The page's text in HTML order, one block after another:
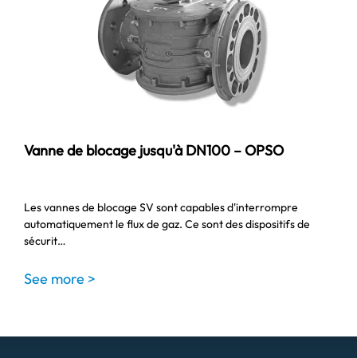
Vanne de blocage jusqu'à DN100 – OPSO
Les vannes de blocage SV sont capables d'interrompre
automatiquement le flux de gaz. Ce sont des dispositifs de
sécurit…
See more >